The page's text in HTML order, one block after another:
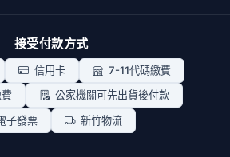
接受付款方式
信用卡
7-11代碼繳費
公家機關可先出貨後付款
子發票
新竹物流